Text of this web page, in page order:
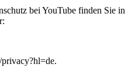
bei YouTube finden Sie in